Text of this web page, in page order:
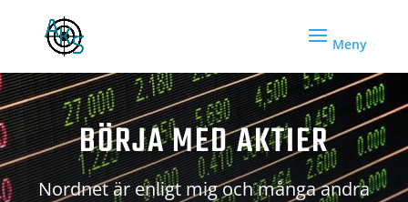
BÖRJA MED AKTIER
Nordnet är enligt mig och många andra